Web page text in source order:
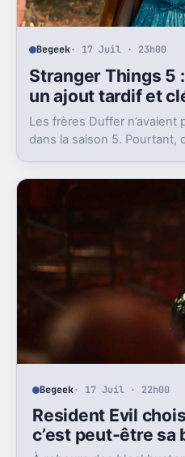
Begeek· 17 Juil · 23h00
Stranger Things 5
un ajout tardif et
Les frères Duffer n’avaient
dans la saison 5. Pourtant,
Begeek· 17 Juil · 22h00
Resident Evil
c’est peut-être sa